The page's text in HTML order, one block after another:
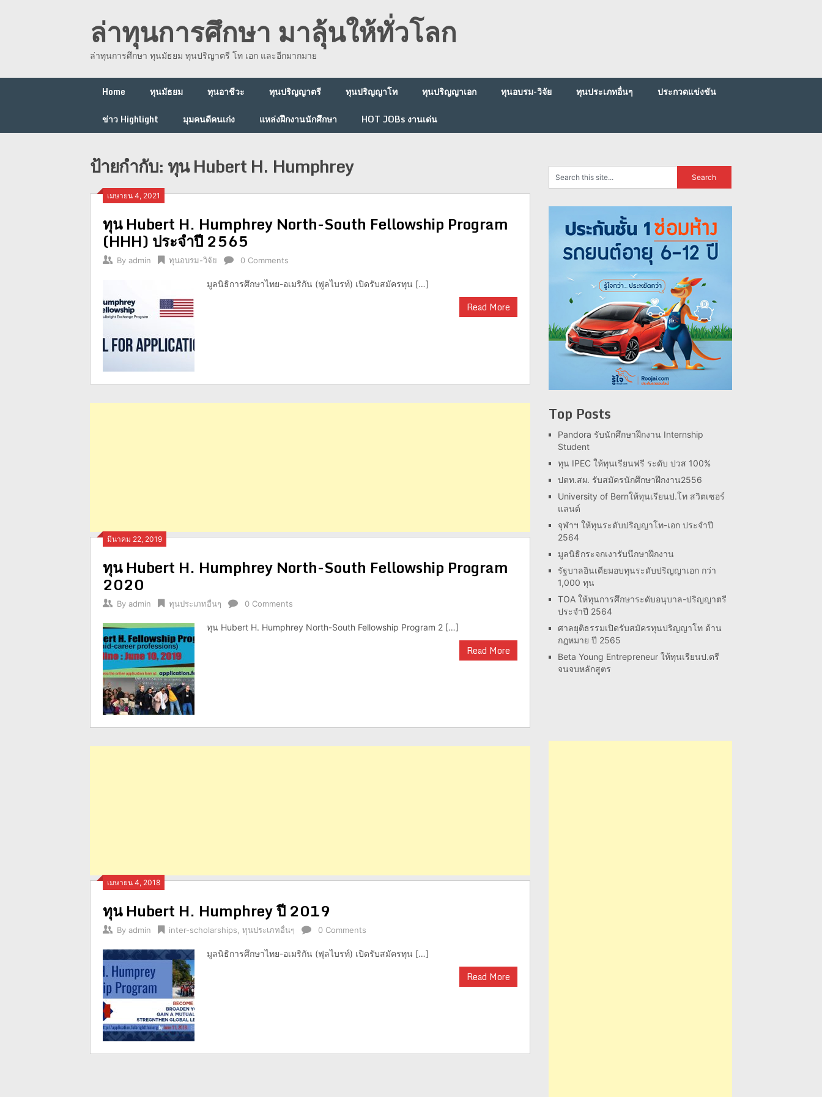
ล่าทุนการศึกษา มาลุ้นให้ทั่วโลก
ล่าทุนการศึกษา ทุนมัธยม ทุนปริญาตรี โท เอก และอีกมากมาย
Home ทุนมัธยม ทุนอาชีวะ ทุนปริญญาตรี ทุนปริญญาโท ทุนปริญญาเอก ทุนอบรม-วิจัย ทุนประเภทอื่นๆ
ประกวดแข่งขัน
ข่าว Highlight
มุมคนดีคนเก่ง แหล่งฝึกงานนักศึกษา HOT JOBs งานเด่น
ป้ายกำกับ:ทุน Hubert H. Humphrey
เมษายน 4, 2021
ทุน Hubert H. Humphrey North-South Fellowship Program
(HHH) ประจำปี 2565
By admin ทุนอบรม-วิจัย 0 Comments
มูลนิธิการศึกษาไทย-อเมริกัน (ฟูลไบรท์) เปิดรับสมัครทุน […]
Read More
มีนาคม 22, 2019
ทุน Hubert H. Humphrey North-South Fellowship Program
2020
By admin ทุนประเภทอื่นๆ 0 Comments
ทุน Hubert H. Humphrey North-South Fellowship Program 2 […]
Read More
เมษายน 4, 2018
ทุน Hubert H. Humphrey ปี 2019
By admin inter-scholarships ทุนประเภทอื่นๆ 0 Comments
มูลนิธิการศึกษาไทย-อเมริกัน (ฟุลไบรท์) เปิดรับสมัครทุน […]
Read More
Top Posts
Pandora รับนักศึกษาฝึกงาน Internship
Student
ทุน IPEC ให้ทุนเรียนฟรี ระดับ ปวส 100%
ปตท.สผ. รับสมัครนักศึกษาฝึกงาน2556
University of Bernให้ทุนเรียนป.โท สวิตเซอร์
แลนด์
จุฬาฯ ให้ทุนระดับปริญญาโท-เอก ประจำปี
2564
มูลนิธิกระจกเงารับนึกษาฝึกงาน
รัฐบาลอินเดียมอบทุนระดับปริญญาเอก กว่า
1,000 ทุน
TOA ให้ทุนการศึกษาระดับอนุบาล-ปริญญาตรี
ประจำปี 2564
ศาลยุติธรรมเปิดรับสมัครทุนปริญญาโท ด้าน
กฎหมาย ปี 2565
Beta Young Entrepreneur ให้ทุนเรียนป.ตรี
จนจบหลักสูตร